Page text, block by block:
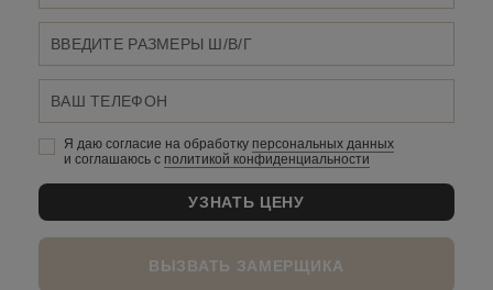
Я даю согласие на обработку персональных данныx
и соглашаюсь c политикой конфиденциальности
ВЫЗВАТЬ ЗАМЕРЩИКА